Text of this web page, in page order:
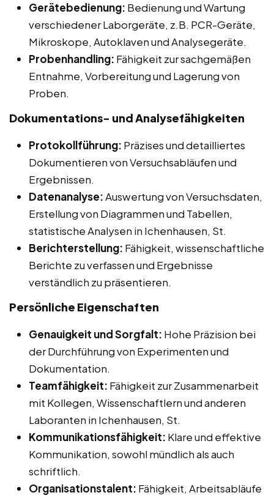
Gerätebedienung: Bedienung und Wartung
verschiedener Laborgeräte, z.B. PCR-Geräte,
Mikroskope, Autoklaven und Analysegeräte.
Probenhandling: Fähigkeit zur sachgemäßen
Entnahme, Vorbereitung und Lagerung von
Proben.
Dokumentations- und Analysefähigkeiten
Protokollführung: Präzises und detailliertes
Dokumentieren von Versuchsabläufen und
Ergebnissen.
Datenanalyse:Auswertung von Versuchsdaten,
Erstellung von Diagrammen und Tabellen,
statistische Analysen in Ichenhausen, St.
Berichterstellung: Fähigkeit, wissenschaftliche
Berichte zu verfassen und Ergebnisse
verständlich zu präsentieren.
Persönliche Eigenschaften
Genauigkeit und Sorgfalt: Hohe Präzision bei
der Durchführung von Experimenten und
Dokumentation.
Teamfähigkeit: Fähigkeit zur Zusammenarbeit
mit Kollegen, Wissenschaftlern und anderen
Laboranten in Ichenhausen, St.
Kommunikationsfähigkeit: Klare und effektive
Kommunikation, sowohl mündlich als auch
schriftlich.
Organisationstalent: Fähigkeit, Arbeitsabläufe